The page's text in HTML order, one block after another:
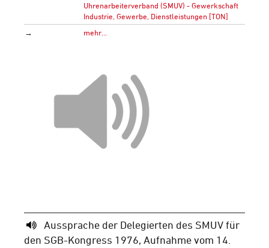
Uhrenarbeiterverband (SMUV) - Gewerkschaft
Industrie, Gewerbe, Dienstleistungen [TON]
→
mehr…
Aussprache der Delegierten des SMUV für
den SGB-Kongress 1976, Aufnahme vom 14.